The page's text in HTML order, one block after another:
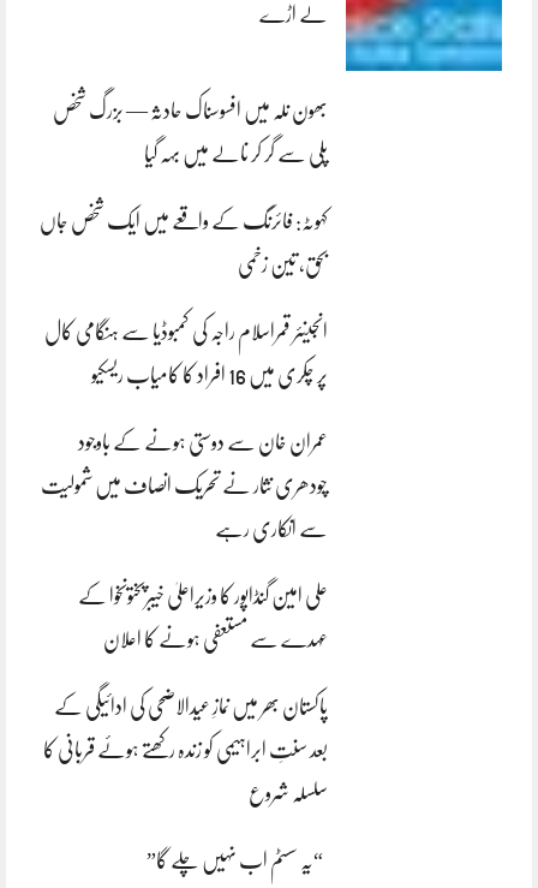
لے اڑے
بھون نلہ میں افسوسناک حادثہ — بزرگ شخص
پلی سے گر کر نالے میں بہہ گیا
کہوٹہ: فائرنگ کے واقعے میں ایک شخص جاں
بحق، تین زخمی
انجینئر قمراسلام راجہ کی کمبوڈیا سے ہنگامی کال
پر چکری میں 16 افراد کا کامیاب ریسکیو
عمران خان سے دوستی ہونے کے باوجود
چودھری نثار نے تحریک انصاف میں شمولیت
سے انکاری رہے
علی امین گنڈاپور کا وزیراعلیٰ خیبرپختونخوا کے
عہدے سے مستعفی ہونے کا اعلان
پاکستان بھر میں نمازِ عیدالاضحی کی ادائیگی کے
بعد سنتِ ابراہیمی کو زندہ رکھتے ہوئے قربانی کا
سلسلہ شروع
“یہ سسٹم اب نہیں چلے گا”